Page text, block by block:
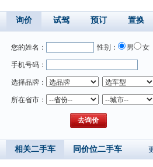
询价 试驾 预订 置换
您的姓名： 性别： 男 女
手机号码：
选择品牌：
所在省市：
相关二手车 同价位二手车